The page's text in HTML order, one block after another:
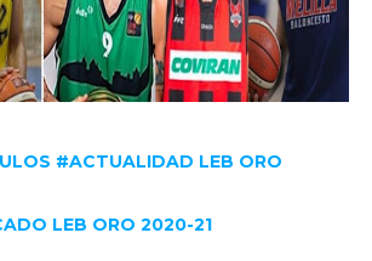
#ACTUALIDAD LEB ORO
LEB ORO 2020-21